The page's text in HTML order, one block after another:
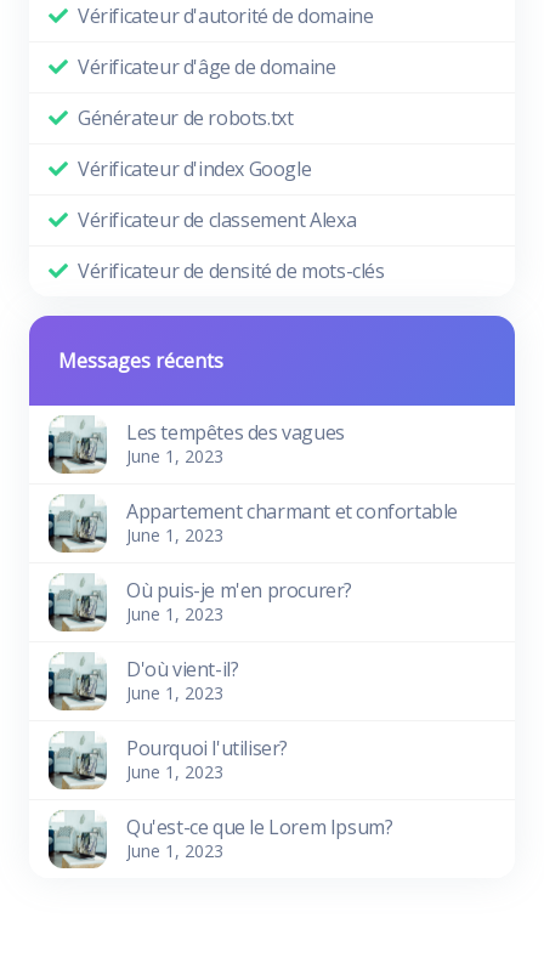
Vérificateur d'autorité de domaine
Vérificateur d'âge de domaine
Générateur de robots.txt
Vérificateur d'index Google
Vérificateur de classement Alexa
Vérificateur de densité de mots-clés
Messages récents
Les tempêtes des vagues
June 1, 2023
Appartement charmant et confortable
June 1, 2023
Où puis-je m'en procurer?
June 1, 2023
D'où vient-il?
June 1, 2023
Pourquoi l'utiliser?
June 1, 2023
Qu'est-ce que le Lorem Ipsum?
June 1, 2023